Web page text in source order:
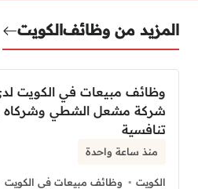
المزيد من وظائفالكويت
وظائف مبيعات في الكويت
شركة مشعل الشطي وشركاه
تنافسية
منذ ساعة واحدة
الكويت
وظائف مبيعات في الكويت